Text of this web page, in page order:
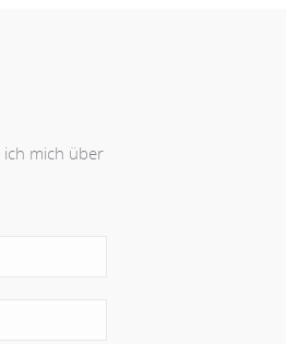
mich über